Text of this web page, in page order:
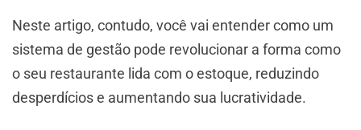
Neste artigo, contudo, você vai entender como um
sistema de gestão pode revolucionar a forma como
o seu restaurante lida com o estoque, reduzindo
desperdícios e aumentando sua lucratividade.